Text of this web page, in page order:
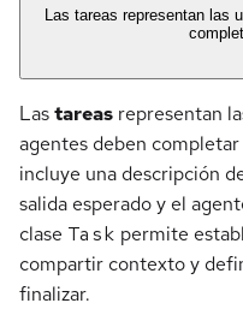
Las tareas representan las
Lastareas representan
agentes deben
incluye una descripción
salida esperado y el
clase Task permite
compartir contexto y
finalizar.